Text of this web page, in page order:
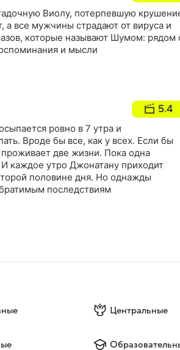
Виолу, потерпевшую
а все мужчины страдают от вируса и
которые называют Шумом: рядом
и мысли
5.4
ровно в 7 утра и
Вроде бы все, как у всех. Если бы
две жизни. Пока одна
каждое утро Джонатану приходит
половине дня. Но однажды
последствиям
Центральные